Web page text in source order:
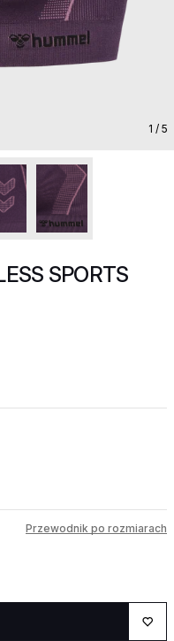
1 / 5
SPORTS
Przewodnik po rozmiarach